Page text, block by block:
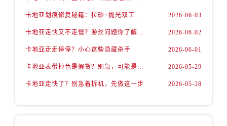
卡地亚划痕修复秘籍：拉砂+抛光双工艺还原如新 2026-06-03
卡地亚走快又不走慢？游丝问题你了解多少？ 2026-06-02
卡地亚走走停停？小心这些隐藏杀手 2026-06-01
卡地亚表带掉色是假货？别急，可能是这些日常习惯惹的祸 2026-05-29
卡地亚走快了？别急着拆机，先做这一步 2026-05-28